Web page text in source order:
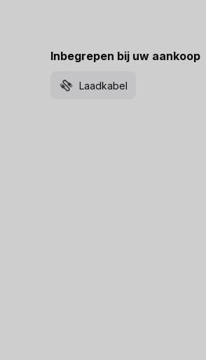
Inbegrepen bij uw aankoop
Laadkabel